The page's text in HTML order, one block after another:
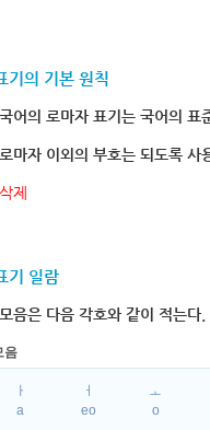
기의 기본 원칙
국어의 로마자 표기는 국어의 표
로마자 이외의 부호는 되도록 사
삭제
기 일람
모음은 다음 각호와 같이 적는다.
음
ㅏ
a
ㅓ
eo
ㅗ
o